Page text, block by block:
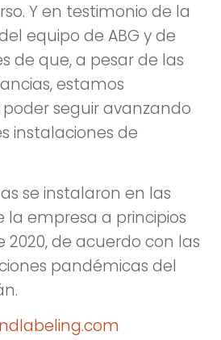
Y en testimonio de la
equipo de ABG y de
de que, a pesar de las
estamos
seguir avanzando
instalaciones de
se instalaron en las
la empresa a principios
2020, de acuerdo con las
pandémicas del